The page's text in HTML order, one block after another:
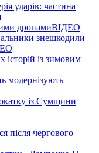
ударів: частина
дронамиВІДЕО
знешкодили
із зимовим
модернізують
із Сумщини
після чергового